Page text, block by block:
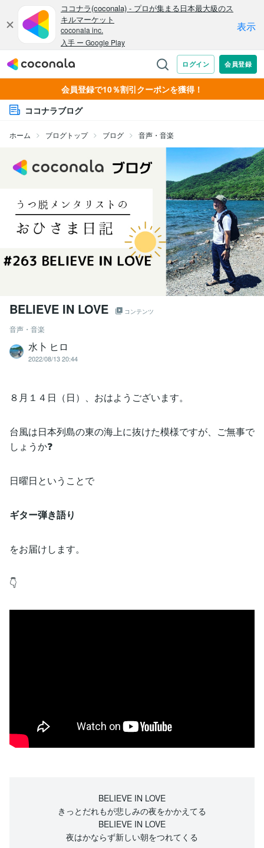
会員登録で10％割引クーポンを獲得！
ココナラブログ
ホーム ブログトップ ブログ 音声・音楽
BELIEVE IN LOVE コンテンツ
音声・音楽
水卜 ヒロ
2022/08/13 20:44
８月１４日（日）、おはようございます。
台風は日本列島の東の海上に抜けた模様ですが、ご無事で
しょうか❓
日曜日ということで
ギター弾き語り
をお届けします。
👇
BELIEVE IN LOVE
きっとだれもが悲しみの夜をかかえてる
BELIEVE IN LOVE
夜はかならず新しい朝をつれてくる